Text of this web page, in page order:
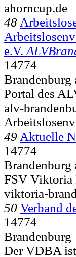
ahorncup.de
48
e.V.
14774
Brandenburg
Portal des
alv-
49 Aktuelle
14774
Brandenburg
FSV Viktoria
viktoria-
50 Verband
14774
Brandenburg
Der VDBA